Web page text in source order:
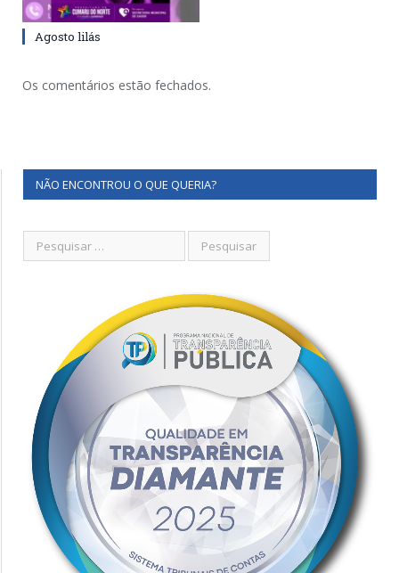
Agosto lilás
Os comentários estão fechados.
NÃO ENCONTROU O QUE QUERIA?